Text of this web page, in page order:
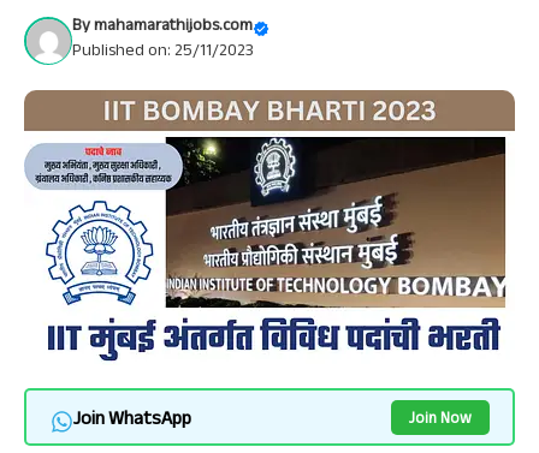
Bymahamarathijobs.com
Published on: 25/11/2023
Join WhatsApp Join Now